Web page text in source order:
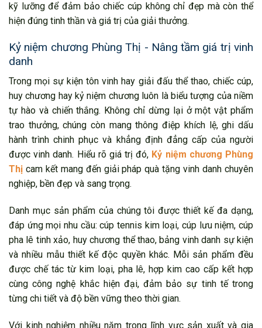
kỹ lưỡng để đảm bảo chiếc cúp không chỉ đẹp mà còn thể
hiện đúng tinh thần và giá trị của giải thưởng.
Kỷ niệm chương Phùng Thị - Nâng tầm giá trị vinh
danh
Trong mọi sự kiện tôn vinh hay giải đấu thể thao, chiếc cúp,
huy chương hay kỷ niệm chương luôn là biểu tượng của niềm
tự hào và chiến thắng. Không chỉ dừng lại ở một vật phẩm
trao thưởng, chúng còn mang thông điệp khích lệ, ghi dấu
hành trình chinh phục và khẳng định đẳng cấp của người
được vinh danh. Hiểu rõ giá trị đó, Kỷ niệm chương Phùng
Thị cam kết mang đến giải pháp quà tặng vinh danh chuyên
nghiệp, bền đẹp và sang trọng.
Danh mục sản phẩm của chúng tôi được thiết kế đa dạng,
đáp ứng mọi nhu cầu: cúp tennis kim loại, cúp lưu niệm, cúp
pha lê tinh xảo, huy chương thể thao, bảng vinh danh sự kiện
và nhiều mẫu thiết kế độc quyền khác. Mỗi sản phẩm đều
được chế tác từ kim loại, pha lê, hợp kim cao cấp kết hợp
cùng công nghệ khắc hiện đại, đảm bảo sự tinh tế trong
từng chi tiết và độ bền vững theo thời gian.
Với kinh nghiệm nhiều năm trong lĩnh vực sản xuất và gia